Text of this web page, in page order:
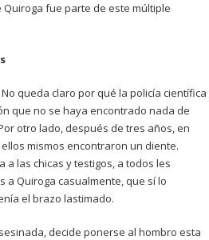
fue parte de este múltiple
queda claro por qué la policía científica
que no se haya encontrado nada de
otro lado, después de tres años, en
mismos encontraron un diente.
a las chicas y testigos, a todos les
a Quiroga casualmente, que sí lo
el brazo lastimado.
decide ponerse al hombro esta